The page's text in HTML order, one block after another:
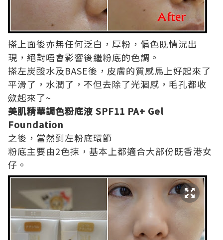
搽上面後亦無任何泛白，厚粉，偏色既情況出
現，絕對唔會影響後繼粉底的色調。
搽左炭酸水及BASE後，皮膚的質感馬上好起來了
平滑了，水潤了，不但去除了光涸感，毛孔都收
歛起來了~
美肌精華調色粉底液 SPF11 PA+ Gel
Foundation
之後，當然到左粉底環節
粉底主要由2色揀，基本上都適合大部份既香港女
仔。